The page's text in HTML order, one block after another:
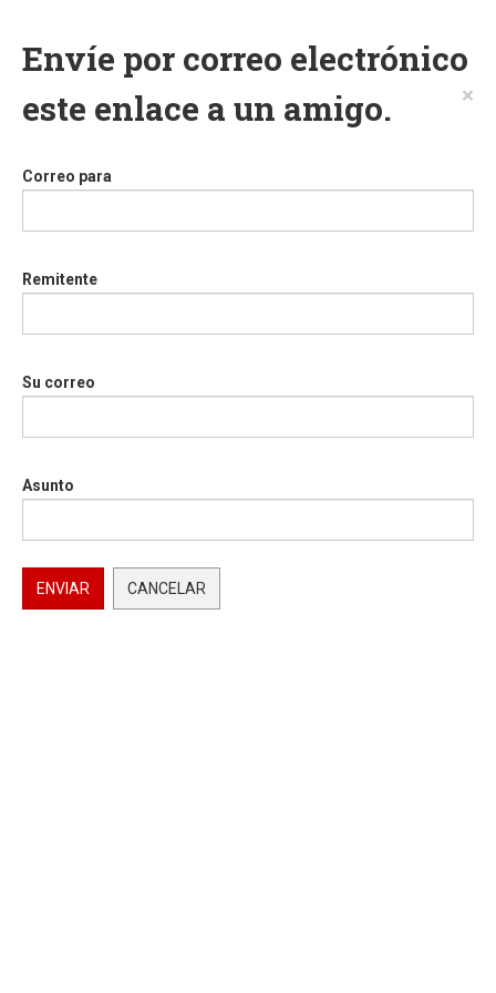
Envíe por correo electrónico
este enlace a un amigo.
×
Correo para
Remitente
Su correo
Asunto
ENVIAR CANCELAR